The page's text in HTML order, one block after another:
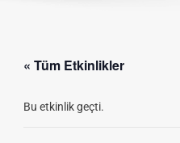
« Tüm Etkinlikler
Bu etkinlik geçti.